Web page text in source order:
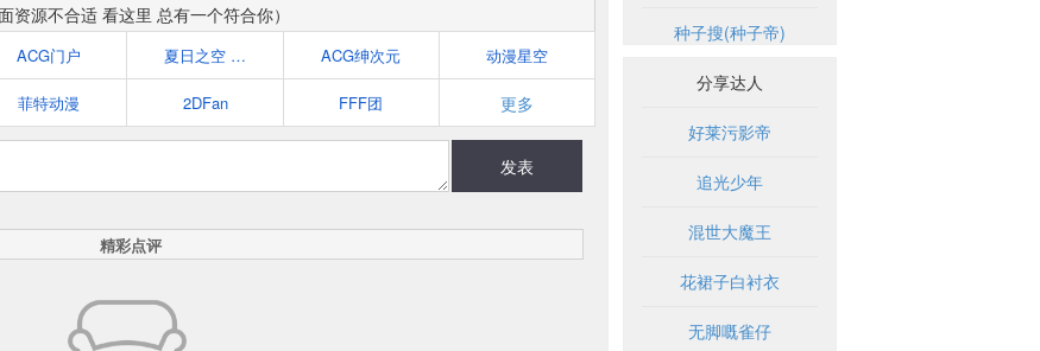
面资源不合适 看这里 总有一个符合你）
ACG门户 夏日之空 - 夏空社旗下ACG交流论坛 ACG绅次元 动漫星空
菲特动漫 2DFan FFF团 更多
发表
精彩点评
种子搜(种子帝)
分享达人
好莱污影帝
追光少年
混世大魔王
花裙子白衬衣
无脚嘅雀仔